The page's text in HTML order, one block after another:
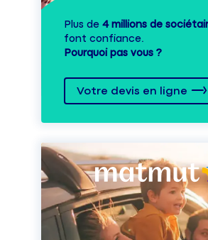
Plus de 4 millions de
font confiance.
Pourquoi pas vous ?
Votre devis en ligne